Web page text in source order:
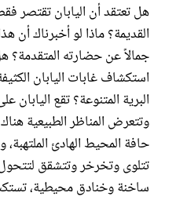
هل تعتقد أن اليابان تقتصر
القديمة؟ ماذا لو أخبرناك أن
جمالاً عن حضارته
استكشاف غابات اليابان
البرية المتنوعة؟ تقع اليابان
وتتعرض المناظر الطبيعية
حافة المحيط الهادئ
تتلوى وتخرخر وتتشقق
ساخنة وخنادق محيطية،
مجلة
غلاف